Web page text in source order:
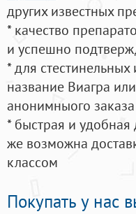
других известных
* качество
и успешно
* для
название Виагра
анонимныого
* быстрая и удобная
же возможна
классом
Покупать у нас